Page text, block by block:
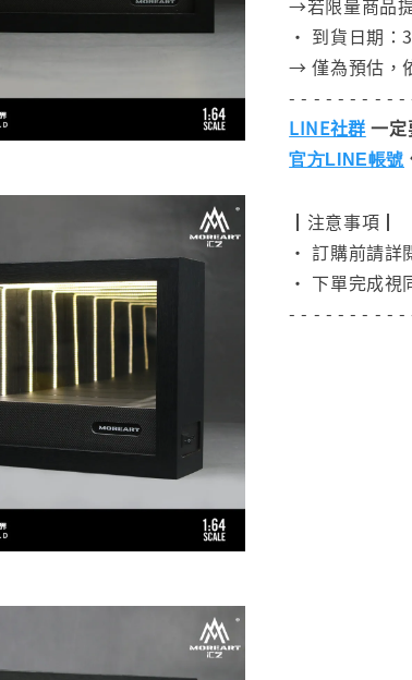
→若限量商品
• 到貨日期：
→ 僅為預估，
- - - - - - - - -
LINE社群 一定
官方LINE帳號
┃注意事項┃
• 訂購前請詳
• 下單完成視
- - - - - - - - -